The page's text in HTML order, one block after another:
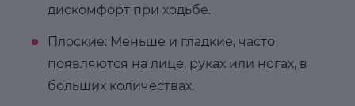
дискомфорт при ходьбе.
Плоские: Меньше и гладкие, часто
появляются на лице, руках или ногах, в
больших количествах.